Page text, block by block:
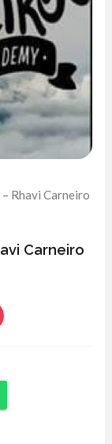
Rhavi Carneiro
Carneiro